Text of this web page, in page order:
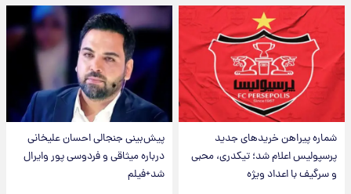
شماره پیراهن خریدهای جدید
پرسپولیس اعلام شد؛ تیکدری، محبی
و سرگیف با اعداد ویژه
پیش‌بینی جنجالی احسان علیخانی
درباره میثاقی و فردوسی پور وایرال
شد+فیلم